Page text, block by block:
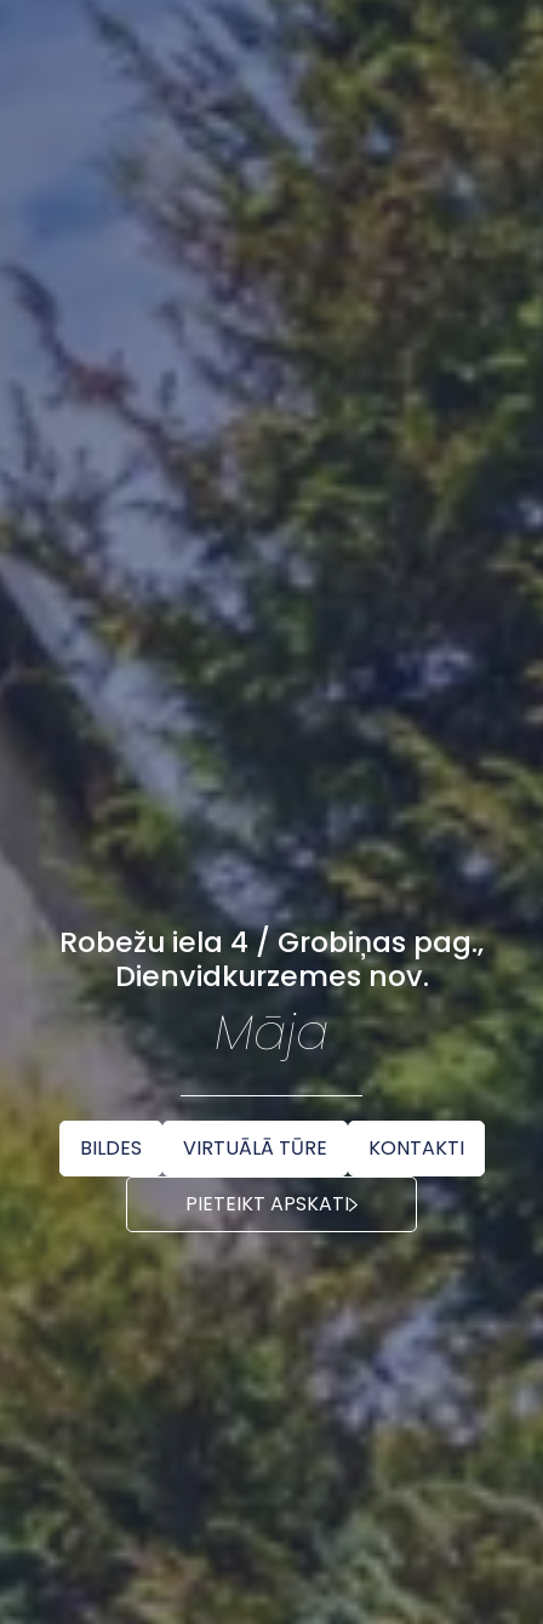
Robežu iela 4 / Grobiņas pag.,
Dienvidkurzemes nov.
Māja
BILDES VIRTUĀLĀ TŪRE
KONTAKTI
PIETEIKT APSKATI